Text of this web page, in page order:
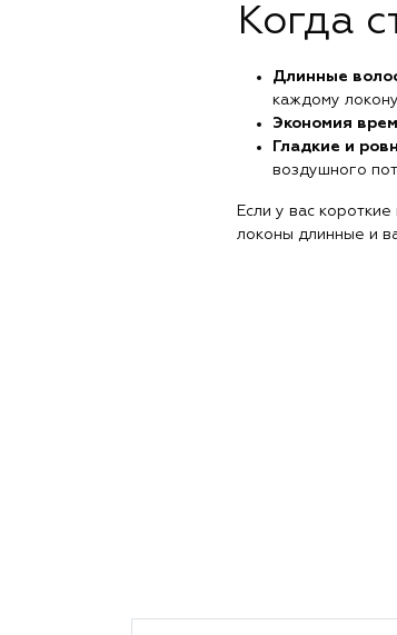
Когда
Длинные
каждому локону.
Экономия
Гладкие и
воздушного
Если у вас
локоны длинные и